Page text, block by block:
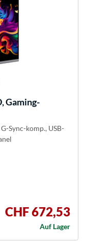
Gaming-
Sync-komp., USB-
CHF 672,53
Auf Lager